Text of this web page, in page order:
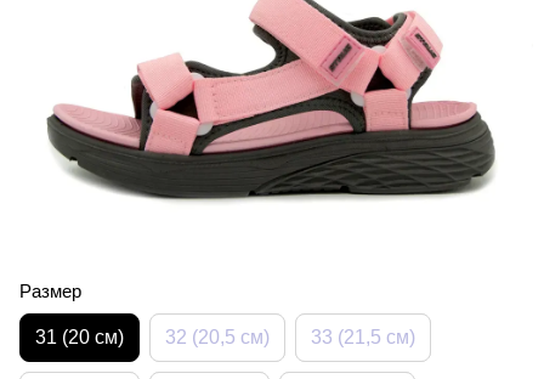
Размер
31 (20 см) 32 (20,5 см) 33 (21,5 см)